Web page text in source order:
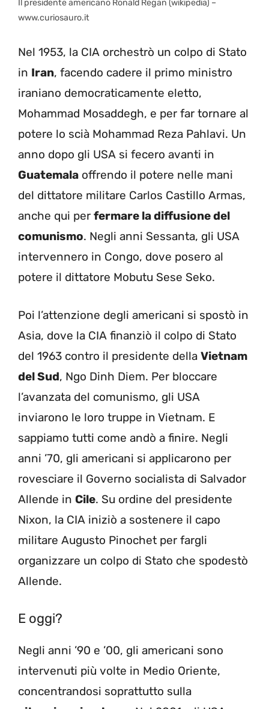
Il presidente americano Ronald Regan (wikipedia) –
www.curiosauro.it
Nel 1953, la CIA orchestrò un colpo di Stato
in Iran, facendo cadere il primo ministro
iraniano democraticamente eletto,
Mohammad Mosaddegh, e per far tornare al
potere lo scià Mohammad Reza Pahlavi. Un
anno dopo gli USA si fecero avanti in
Guatemala offrendo il potere nelle mani
del dittatore militare Carlos Castillo Armas,
anche qui per fermare la diffusione del
comunismo. Negli anni Sessanta, gli USA
intervennero in Congo, dove posero al
potere il dittatore Mobutu Sese Seko.
Poi l’attenzione degli americani si spostò in
Asia, dove la CIA finanziò il colpo di Stato
del 1963 contro il presidente della Vietnam
del Sud, Ngo Dinh Diem. Per bloccare
l’avanzata del comunismo, gli USA
inviarono le loro truppe in Vietnam. E
sappiamo tutti come andò a finire. Negli
anni ’70, gli americani si applicarono per
rovesciare il Governo socialista di Salvador
Allende in Cile. Su ordine del presidente
Nixon, la CIA iniziò a sostenere il capo
militare Augusto Pinochet per fargli
organizzare un colpo di Stato che spodestò
Allende.
E oggi?
Negli anni ’90 e ’00, gli americani sono
intervenuti più volte in Medio Oriente,
concentrandosi soprattutto sulla